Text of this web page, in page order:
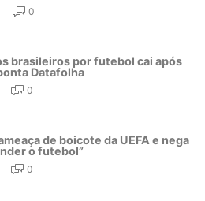
0
brasileiros por futebol cai após
Datafolha
0
de boicote da UEFA e nega
o futebol”
0